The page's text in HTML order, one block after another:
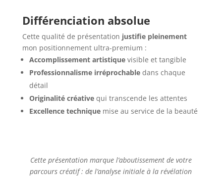
Différenciation absolue
Cette qualité de présentation justifie pleinement
mon positionnement ultra-premium :
Accomplissement artistiquevisible et tangible
Professionnalisme irréprochabledans chaque
détail
Originalité créativequi transcende les attentes
Excellence techniquemise au service de la beauté
Cette présentation marque l’aboutissement de votre
parcours créatif : de l’analyse initiale à la révélation